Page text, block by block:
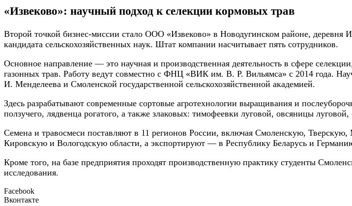
«Извеково»: научный подход к селекции кормовых трав
Второй точкой бизнес-миссии стало ООО «Извеково» в Новодугинском районе, деревня
кандидата сельскохозяйственных наук. Штат компании насчитывает пять сотрудников.
Основное направление — это научная и производственная деятельность в сфере
газонных трав. Работу ведут совместно с ФНЦ «ВИК им. В. Р. Вильямса» с 2014 года.
И. Менделеева и Смоленской государственной сельскохозяйственной академией.
Здесь разрабатывают современные сортовые агротехнологии выращивания и
ползучего, лядвенца рогатого, а также злаковых: тимофеевки луговой, овсяницы
Семена и травосмеси поставляют в 11 регионов России, включая Смоленскую,
Кировскую и Вологодскую области, а экспортируют — в Республику Беларусь и
Кроме того, на базе предприятия проходят производственную практику студенты
исследования.
Facebook
Вконтакте